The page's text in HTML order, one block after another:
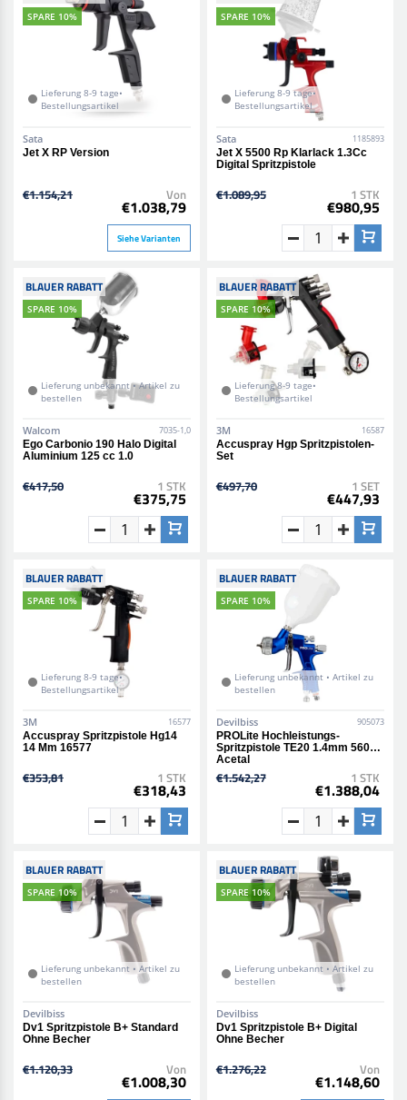
SPARE 10%
Lieferung 8-9 tage•
Bestellungsartikel
Sata
Jet X RP Version
€1.154,21 Von
€1.038,79
Siehe Varianten
SPARE 10%
Lieferung 8-9 tage•
Bestellungsartikel
Sata 1185893
Jet X 5500 Rp Klarlack 1.3Cc
Digital Spritzpistole
€1.089,95 1 STK
€980,95
BLAUER RABATT
SPARE 10%
Lieferung unbekannt • Artikel zu
bestellen
Walcom 7035-1,0
Ego Carbonio 190 Halo Digital
Aluminium 125 cc 1.0
€417,50 1 STK
€375,75
BLAUER RABATT
SPARE 10%
Lieferung 8-9 tage•
Bestellungsartikel
3M 16587
Accuspray Hgp Spritzpistolen-
Set
€497,70 1 SET
€447,93
BLAUER RABATT
SPARE 10%
Lieferung 8-9 tage•
Bestellungsartikel
3M 16577
Accuspray Spritzpistole Hg14
14 Mm 16577
€353,81 1 STK
€318,43
BLAUER RABATT
SPARE 10%
Lieferung unbekannt • Artikel zu
bestellen
Devilbiss 905073
PROLite Hochleistungs-
Spritzpistole TE20 1.4mm 560ml
Acetal
€1.542,27 1 STK
€1.388,04
BLAUER RABATT
SPARE 10%
Lieferung unbekannt • Artikel zu
bestellen
Devilbiss
Dv1 Spritzpistole B+ Standard
Ohne Becher
€1.120,33 Von
€1.008,30
BLAUER RABATT
SPARE 10%
Lieferung unbekannt • Artikel zu
bestellen
Devilbiss
Dv1 Spritzpistole B+ Digital
Ohne Becher
€1.276,22 Von
€1.148,60